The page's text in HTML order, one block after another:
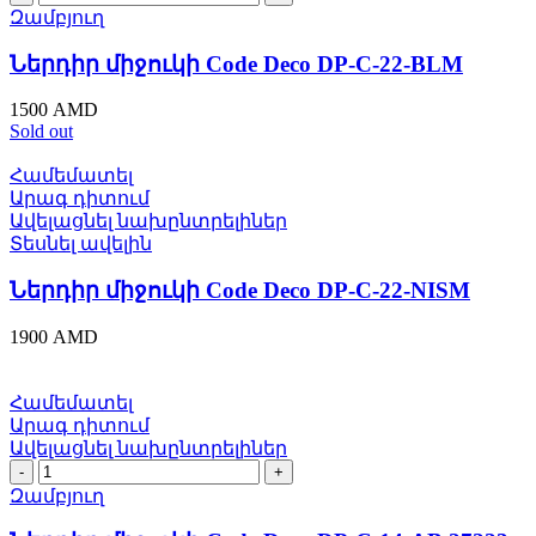
միջուկի
Code
Deco
DP-
C-
22-
BLM
quantity
Զամբյուղ
Ներդիր միջուկի Code Deco DP-C-22-BLM
1500 AMD
Sold out
Համեմատել
Արագ դիտում
Ավելացնել նախընտրելիներ
Տեսնել ավելին
Ներդիր միջուկի Code Deco DP-C-22-NISM
1900 AMD
Համեմատել
Արագ դիտում
Ավելացնել նախընտրելիներ
Ներդիր
միջուկի
Code
Զամբյուղ